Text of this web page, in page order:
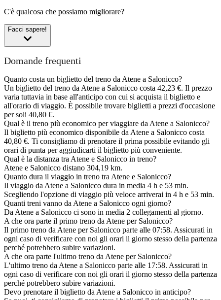
C'è qualcosa che possiamo migliorare?
Facci sapere!
Domande frequenti
Quanto costa un biglietto del treno da Atene a Salonicco?
Un biglietto del treno da Atene a Salonicco costa 42,23 €. Il prezzo
varia tuttavia in base all'anticipo con cui si acquista il biglietto e
all'orario di viaggio. È possibile trovare biglietti a prezzi d'occasione
per soli 40,80 €.
Qual è il treno più economico per viaggiare da Atene a Salonicco?
Il biglietto più economico disponibile da Atene a Salonicco costa
40,80 €. Ti consigliamo di prenotare il prima possibile evitando gli
orari di punta per aggiudicarti il biglietto più conveniente.
Qual è la distanza tra Atene e Salonicco in treno?
Atene e Salonicco distano 304,19 km.
Quanto dura il viaggio in treno tra Atene e Salonicco?
Il viaggio da Atene a Salonicco dura in media 4 h e 53 min.
Scegliendo l'opzione di viaggio più veloce arriverai in 4 h e 53 min.
Quanti treni vanno da Atene a Salonicco ogni giorno?
Da Atene a Salonicco ci sono in media 2 collegamenti al giorno.
A che ora parte il primo treno da Atene per Salonicco?
Il primo treno da Atene per Salonicco parte alle 07:58. Assicurati in
ogni caso di verificare con noi gli orari il giorno stesso della partenza
perché potrebbero subire variazioni.
A che ora parte l'ultimo treno da Atene per Salonicco?
L'ultimo treno da Atene a Salonicco parte alle 17:58. Assicurati in
ogni caso di verificare con noi gli orari il giorno stesso della partenza
perché potrebbero subire variazioni.
Devo prenotare il biglietto da Atene a Salonicco in anticipo?